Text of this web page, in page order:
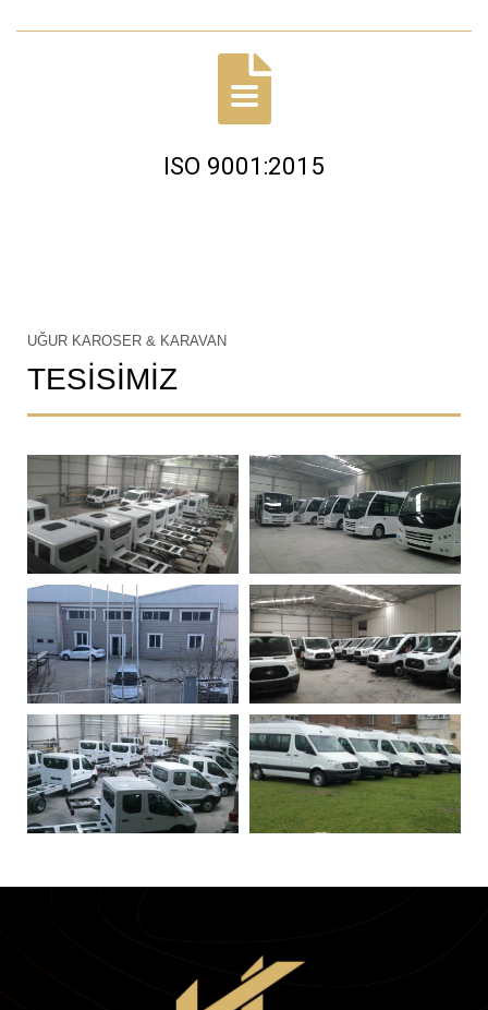
ISO 9001:2015
UĞUR KAROSER & KARAVAN
TESİSİMİZ